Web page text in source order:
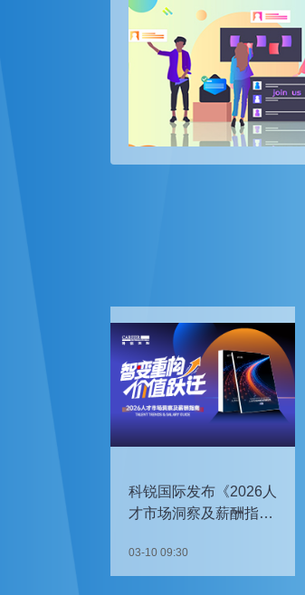
科锐国际发布《2026人
才市场洞察及薪酬指
03-10 09:30